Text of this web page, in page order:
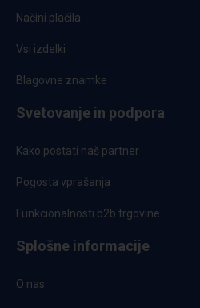
Načini plačila
Vsi izdelki
Blagovne znamke
Svetovanje in podpora
Kako postati naš partner
Pogosta vprašanja
Funkcionalnosti b2b trgovine
Splošne informacije
O nas